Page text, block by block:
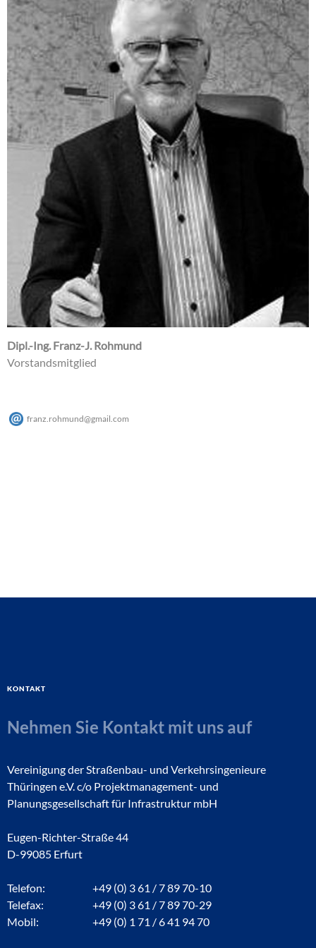
Dipl.-Ing. Franz-J. Rohmund
Vorstandsmitglied
franz.rohmund@gmail com
Kontakt
Nehmen Sie Kontakt mit uns auf
Vereinigung der Straßenbau- und Verkehrsingenieure
Thüringen e.V. c/o Projektmanagement- und
Planungsgesellschaft für Infrastruktur mbH
Eugen-Richter-Straße 44
D-99085 Erfurt
Telefon:
+49 (0) 3 61 / 7 89 70-10
Telefax:
+49 (0) 3 61 / 7 89 70-29
Mobil:
+49 (0) 1 71 / 6 41 94 70